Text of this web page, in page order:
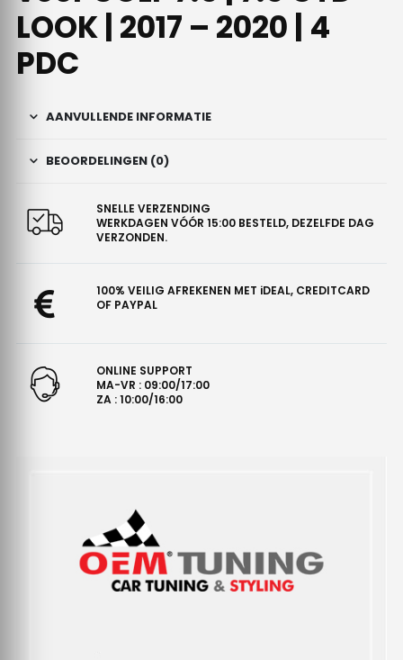
LOOK | 2017 – 2020 | 4
PDC
AANVULLENDE INFORMATIE
BEOORDELINGEN (0)
SNELLE VERZENDING
WERKDAGEN VÓÓR 15:00 BESTELD, DEZELFDE DAG
VERZONDEN.
100% VEILIG AFREKENEN MET iDEAL, CREDITCARD
OF PAYPAL
ONLINE SUPPORT
MA-VR : 09:00/17:00
ZA : 10:00/16:00